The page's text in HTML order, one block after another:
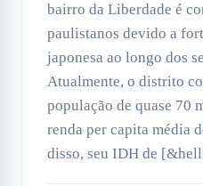
bairro da Liberdade é
paulistanos devido a
japonesa ao longo dos
Atualmente, o distrito
população de quase 70
renda per capita média
disso, seu IDH de